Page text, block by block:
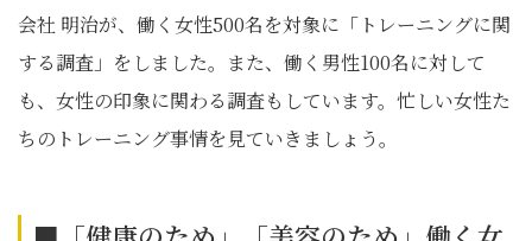
会社 明治が、働く女性500名を対象に「トレーニングに関
する調査」をしました。また、働く男性100名に対して
も、女性の印象に関わる調査もしています。忙しい女性た
ちのトレーニング事情を見ていきましょう。